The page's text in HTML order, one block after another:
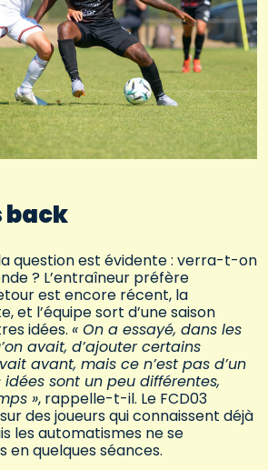
back
question est évidente : verra-t-on
? L’entraîneur préfère
est encore récent, la
et l’équipe sort d’une saison
idées. « On a essayé, dans les
avait, d’ajouter certains
avant, mais ce n’est pas d’un
idées sont un peu différentes,
», rappelle-t-il. Le FCD03
des joueurs qui connaissent déjà
les automatismes ne se
en quelques séances.